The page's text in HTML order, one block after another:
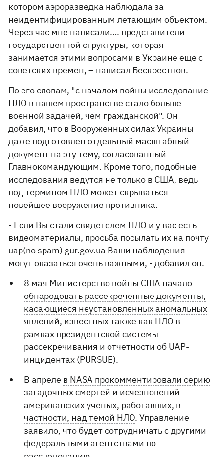
котором аэроразведка наблюдала за
неидентифицированным летающим объектом.
Через час мне написали…. представители
государственной структуры, которая
занимается этими вопросами в Украине еще с
советских времен, – написал Бескрестнов.
По его словам, "с началом войны исследование
НЛО в нашем пространстве стало больше
военной задачей, чем гражданской". Он
добавил, что в Вооруженных силах Украины
даже подготовлен отдельный масштабный
документ на эту тему, согласованный
Главнокомандующим. Кроме того, подобные
исследования ведутся не только в США, ведь
под термином НЛО может скрываться
новейшее вооружение противника.
- Если Вы стали свидетелем НЛО и у вас есть
видеоматериалы, просьба посылать их на почту
uap(no spam) gur.gov.ua Ваши наблюдения
могут оказаться очень важными, - добавил он.
8 мая Министерство войны США начало
обнародовать рассекреченные документы,
касающиеся неустановленных аномальных
явлений, известных также как НЛО в
рамках президентской системы
рассекречивания и отчетности об UAP-
инцидентах (PURSUE).
В апреле в NASA прокомментировали серию
загадочных смертей и исчезновений
американских ученых, работавших, в
частности, над темой НЛО. Управление
заявило, что будет сотрудничать с другими
федеральными агентствами по